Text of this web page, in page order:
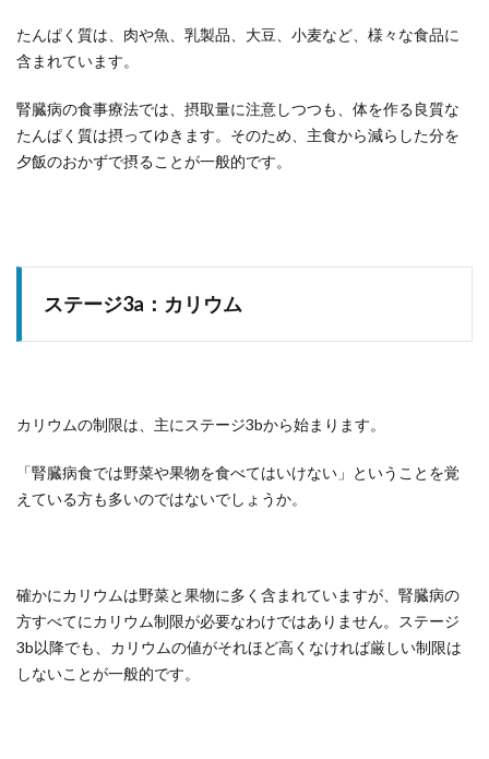
たんぱく質は、肉や魚、乳製品、大豆、小麦など、様々な食品に
含まれています。
腎臓病の食事療法では、摂取量に注意しつつも、体を作る良質な
たんぱく質は摂ってゆきます。そのため、主食から減らした分を
夕飯のおかずで摂ることが一般的です。
ステージ3a：カリウム
カリウムの制限は、主にステージ3bから始まります。
「腎臓病食では野菜や果物を食べてはいけない」ということを覚
えている方も多いのではないでしょうか。
確かにカリウムは野菜と果物に多く含まれていますが、腎臓病の
方すべてにカリウム制限が必要なわけではありません。ステージ
3b以降でも、カリウムの値がそれほど高くなければ厳しい制限は
しないことが一般的です。